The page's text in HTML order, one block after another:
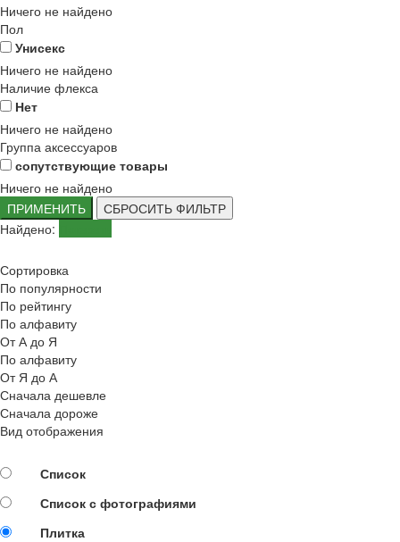
Ничего не найдено
Пол
Унисекс
Ничего не найдено
Наличие флекса
Нет
Ничего не найдено
Группа аксессуаров
сопутствующие товары
Ничего не найдено
ПРИМЕНИТЬ
СБРОСИТЬ ФИЛЬТР
Найдено:
Сортировка
По популярности
По рейтингу
По алфавиту
От А до Я
По алфавиту
От Я до А
Сначала дешевле
Сначала дороже
Вид отображения
Список
Список с фотографиями
Плитка